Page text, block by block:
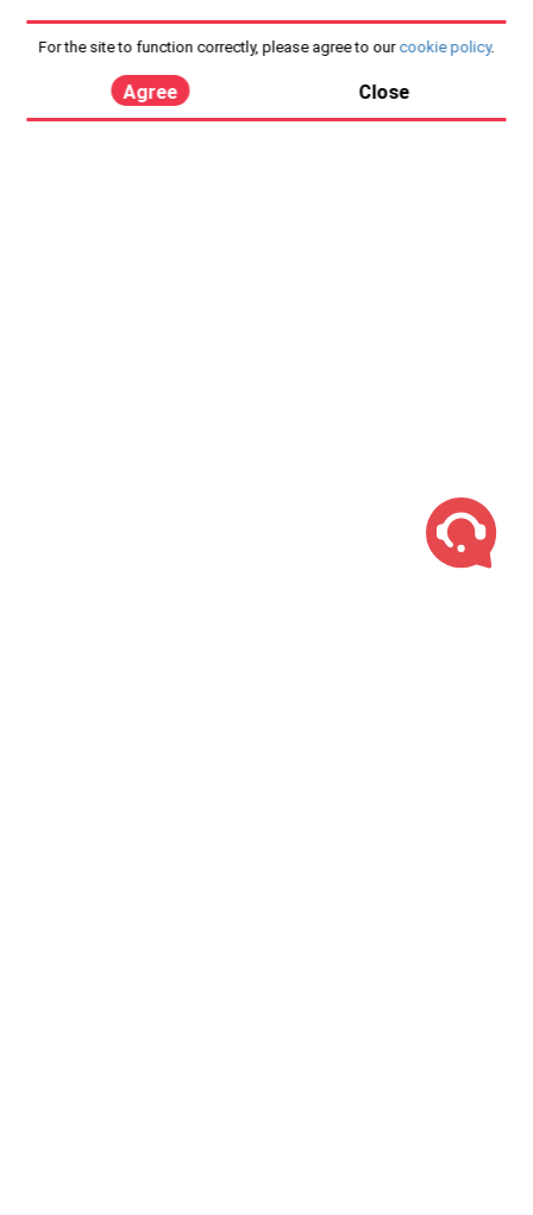
For the site to function correctly, please agree to our cookie policy.
Agree Close